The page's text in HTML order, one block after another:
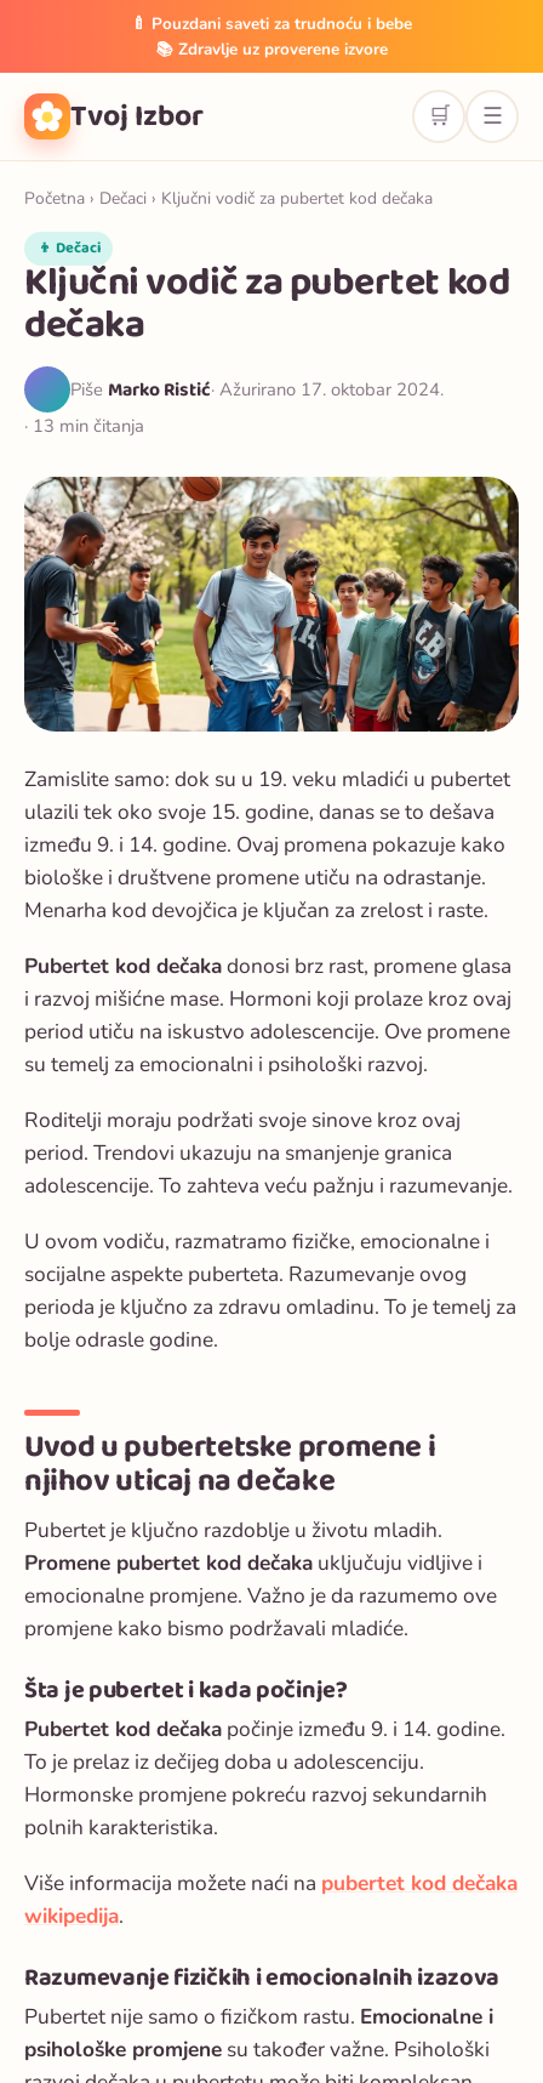
🍼 Pouzdani saveti za trudnoću i bebe
📚 Zdravlje uz proverene izvore
Tvoj Izbor 🛒 ☰
Početna › Dečaci › Ključni vodič za pubertet kod dečaka
👦 Dečaci
Ključni vodič za pubertet kod
dečaka
Piše Marko Ristić· Ažurirano 17. oktobar 2024.
· 13 min čitanja
Zamislite samo: dok su u 19. veku mladići u pubertet
ulazili tek oko svoje 15. godine, danas se to dešava
između 9. i 14. godine. Ovaj promena pokazuje kako
biološke i društvene promene utiču na odrastanje.
Menarha kod devojčica je ključan za zrelost i raste.
Pubertet kod dečakadonosi brz rast, promene glasa
i razvoj mišićne mase. Hormoni koji prolaze kroz ovaj
period utiču na iskustvo adolescencije. Ove promene
su temelj za emocionalni i psihološki razvoj.
Roditelji moraju podržati svoje sinove kroz ovaj
period. Trendovi ukazuju na smanjenje granica
adolescencije. To zahteva veću pažnju i razumevanje.
U ovom vodiču, razmatramo fizičke, emocionalne i
socijalne aspekte puberteta. Razumevanje ovog
perioda je ključno za zdravu omladinu. To je temelj za
bolje odrasle godine.
Uvod u pubertetske promene i
njihov uticaj na dečake
Pubertet je ključno razdoblje u životu mladih.
Promene pubertet kod dečaka uključuju vidljive i
emocionalne promjene. Važno je da razumemo ove
promjene kako bismo podržavali mladiće.
Šta je pubertet i kada počinje?
Pubertet kod dečaka počinje između 9. i 14. godine.
To je prelaz iz dečijeg doba u adolescenciju.
Hormonske promjene pokreću razvoj sekundarnih
polnih karakteristika.
Više informacija možete naći na pubertet kod dečaka
wikipedija.
Razumevanje fizičkih i emocionalnih izazova
Pubertet nije samo o fizičkom rastu. Emocionalne i
psihološke promjene su također važne. Psihološki